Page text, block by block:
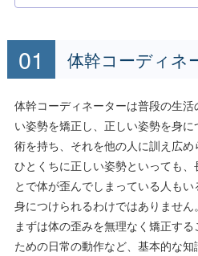
体幹コーディネ
体幹コーディネーターは普段の生
い姿勢を矯正し、正しい姿勢を身
術を持ち、それを他の人に訓え広め
ひとくちに正しい姿勢といっても
とで体が歪んでしまっている人も
身につけられるわけではありません。
まずは体の歪みを無理なく矯正す
ための日常の動作など、基本的な